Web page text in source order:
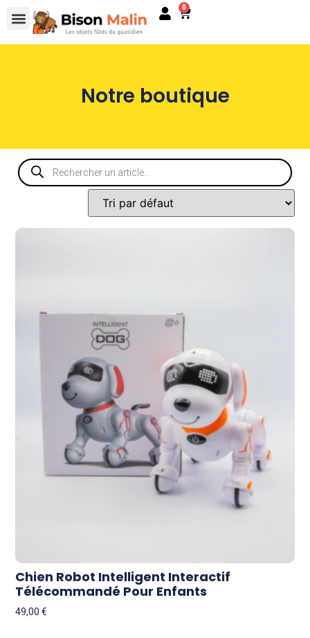
0
Notre boutique
Chien Robot Intelligent Interactif
Télécommandé Pour Enfants
49,00€